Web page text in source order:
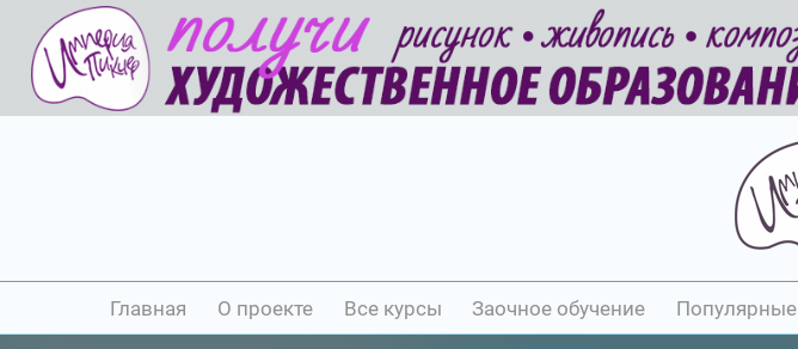
Главная О проекте Все курсы Заочное обучение Популярные